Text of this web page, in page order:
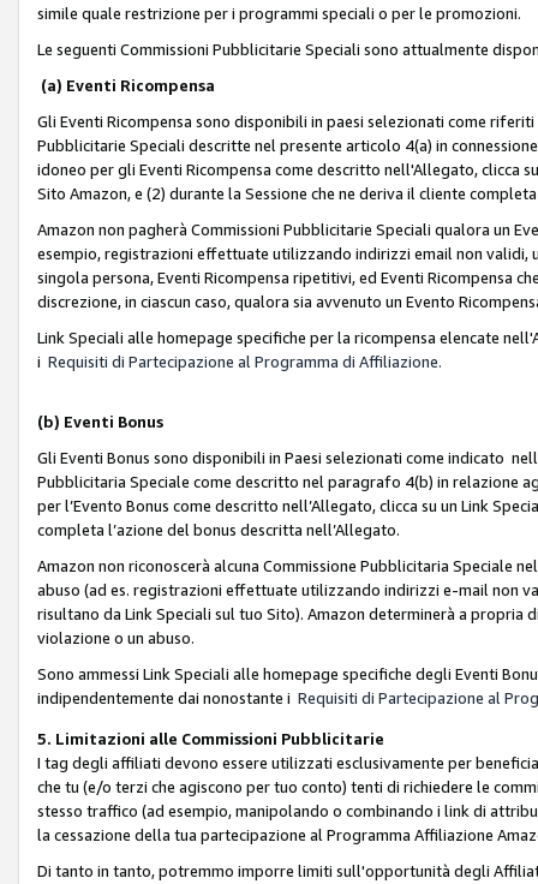
simile quale restrizione per i programmi speciali o per le promozioni.
Le seguenti Commissioni Pubblicitarie Speciali sono attualmente
(a) Eventi Ricompensa
Gli Eventi Ricompensa sono disponibili in paesi selezionati come
Pubblicitarie Speciali descritte nel presente articolo 4(a) in
idoneo per gli Eventi Ricompensa come descritto nell'Allegato, clicca
Sito Amazon, e (2) durante la Sessione che ne deriva il cliente
Amazon non pagherà Commissioni Pubblicitarie Speciali qualora un
esempio, registrazioni effettuate utilizzando indirizzi email non
singola persona, Eventi Ricompensa ripetitivi, ed Eventi Ricompensa
discrezione, in ciascun caso, qualora sia avvenuto un Evento
Link Speciali alle homepage specifiche per la ricompensa elencate
i Requisiti di Partecipazione al Programma di Affiliazione.
(b) Eventi Bonus
Gli Eventi Bonus sono disponibili in Paesi selezionati come indicato
Pubblicitaria Speciale come descritto nel paragrafo 4(b) in relazione
per l’Evento Bonus come descritto nell’Allegato, clicca su un Link
completa l’azione del bonus descritta nell’Allegato.
Amazon non riconoscerà alcuna Commissione Pubblicitaria Speciale
abuso (ad es. registrazioni effettuate utilizzando indirizzi e-mail non
risultano da Link Speciali sul tuo Sito). Amazon determinerà a propria
violazione o un abuso.
Sono ammessi Link Speciali alle homepage specifiche degli Eventi
indipendentemente dai nonostante i Requisiti di Partecipazione al
5. Limitazioni alle Commissioni Pubblicitarie
I tag degli affiliati devono essere utilizzati esclusivamente per
che tu (e/o terzi che agiscono per tuo conto) tenti di richiedere le
stesso traffico (ad esempio, manipolando o combinando i link di
la cessazione della tua partecipazione al Programma Affiliazione
Di tanto in tanto, potremmo imporre limiti sull'opportunità degli